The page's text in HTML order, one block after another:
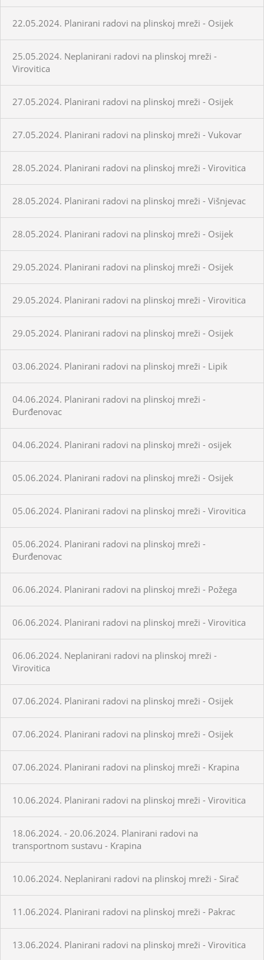
22.05.2024. Planirani radovi na plinskoj mreži - Osijek
25.05.2024. Neplanirani radovi na plinskoj mreži -
Virovitica
27.05.2024. Planirani radovi na plinskoj mreži - Osijek
27.05.2024. Planirani radovi na plinskoj mreži - Vukovar
28.05.2024. Planirani radovi na plinskoj mreži - Virovitica
28.05.2024. Planirani radovi na plinskoj mreži - Višnjevac
28.05.2024. Planirani radovi na plinskoj mreži - Osijek
29.05.2024. Planirani radovi na plinskoj mreži - Osijek
29.05.2024. Planirani radovi na plinskoj mreži - Virovitica
29.05.2024. Planirani radovi na plinskoj mreži - Osijek
03.06.2024. Planirani radovi na plinskoj mreži - Lipik
04.06.2024. Planirani radovi na plinskoj mreži -
Đurđenovac
04.06.2024. Planirani radovi na plinskoj mreži - osijek
05.06.2024. Planirani radovi na plinskoj mreži - Osijek
05.06.2024. Planirani radovi na plinskoj mreži - Virovitica
05.06.2024. Planirani radovi na plinskoj mreži -
Đurđenovac
06.06.2024. Planirani radovi na plinskoj mreži - Požega
06.06.2024. Planirani radovi na plinskoj mreži - Virovitica
06.06.2024. Neplanirani radovi na plinskoj mreži -
Virovitica
07.06.2024. Planirani radovi na plinskoj mreži - Osijek
07.06.2024. Planirani radovi na plinskoj mreži - Osijek
07.06.2024. Planirani radovi na plinskoj mreži - Krapina
10.06.2024. Planirani radovi na plinskoj mreži - Virovitica
18.06.2024. - 20.06.2024. Planirani radovi na
transportnom sustavu - Krapina
10.06.2024. Neplanirani radovi na plinskoj mreži - Sirač
11.06.2024. Planirani radovi na plinskoj mreži - Pakrac
13.06.2024. Planirani radovi na plinskoj mreži - Virovitica